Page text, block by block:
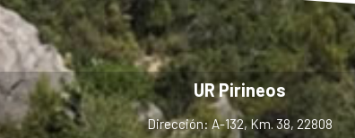
UR Pirineos
Dirección: A-132, Km. 38, 22808